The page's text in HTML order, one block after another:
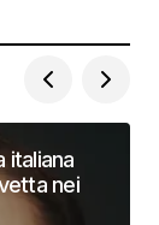
italiana
nei